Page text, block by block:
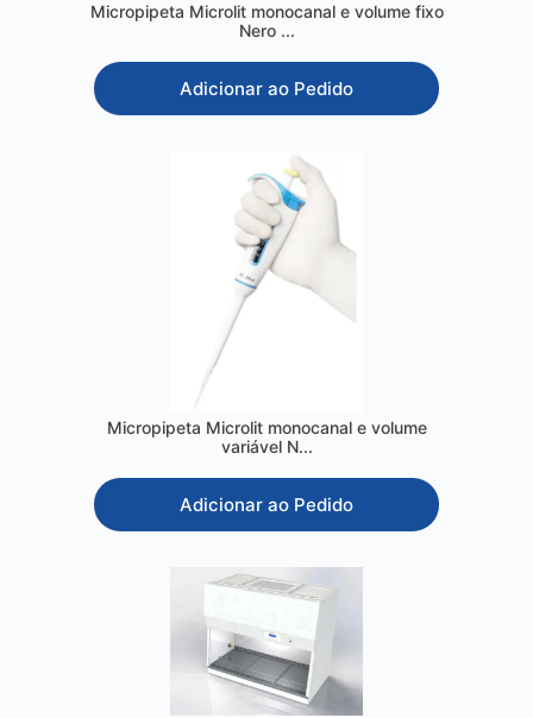
Micropipeta Microlit monocanal e volume fixo
Nero ...
Adicionar ao Pedido
Micropipeta Microlit monocanal e volume
variável N...
Adicionar ao Pedido